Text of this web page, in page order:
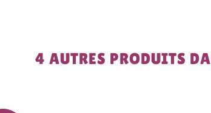
4 AUTRES PRODUITS